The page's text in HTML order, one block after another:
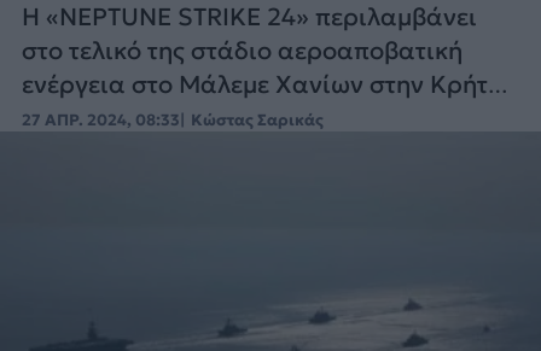
Η «NEPTUNE STRIKE 24» περιλαμβάνει
στο τελικό της στάδιο αεροαποβατική
ενέργεια στο Μάλεμε Χανίων στην Κρήτη
με συμμετοχή Ελλήνων και Ισπανών
27 ΑΠΡ. 2024, 08:33 Κώστας Σαρικάς